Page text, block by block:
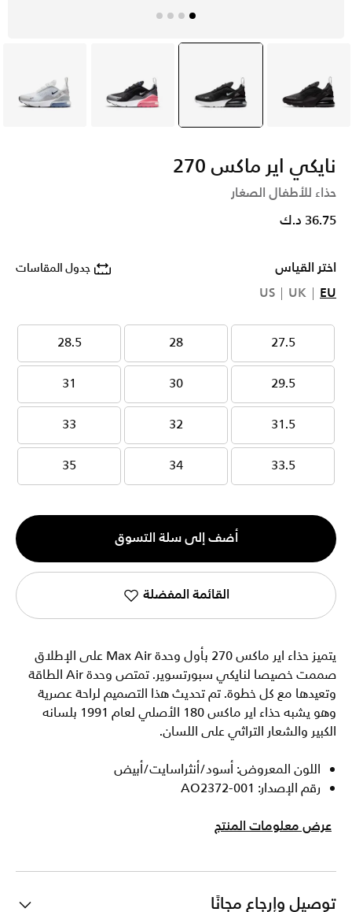
أسود selected
أسود أسود رمادي
نايكي اير ماكس 270
حذاء للأطفال الصغار
36.75 د.ك
اختر القياس جدول المقاسات
EU
UK
US
27.5
27.5
28
28
28.5
28.5
29.5
29.5
30
30
31
31
31.5
31.5
32
32
33
33
33.5
33.5
34
34
35
35
الكمية
1
أضف إلى سلة التسوق
القائمة المفضلة
يتميز حذاء اير ماكس 270 بأول وحدة Max Air على الإطلاق
صممت خصيصا لنايكي سبورتسوير. تمتص وحدة Air الطاقة
وتعيدها مع كل خطوة. تم تحديث هذا التصميم لراحة عصرية
وهو يشبه حذاء اير ماكس 180 الأصلي لعام 1991 بلسانه
الكبير والشعار التراثي على اللسان.
اللون المعروض: أسود/أنثراسايت/أبيض
رقم الإصدار: AO2372-001
عرض معلومات المنتج
توصيل وإرجاع مجانًا